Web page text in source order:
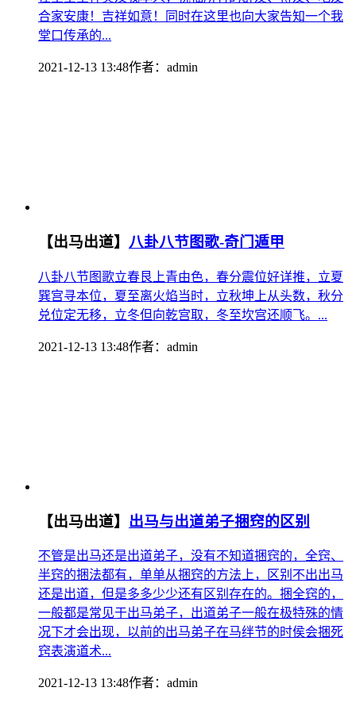
合家安康！吉祥如意！同时在这里也向大家告知一个我
堂口传承的...
2021-12-13 13:48作者： admin
【出马出道】 八卦八节图歌-奇门遁甲
八卦八节图歌立春艮上青由色，春分震位好详推，立夏
巽宫寻本位，夏至离火焰当时，立秋坤上从头数，秋分
兑位定无移，立冬但向乾宫取，冬至坎宫还顺飞。...
2021-12-13 13:48作者： admin
【出马出道】 出马与出道弟子捆窍的区别
不管是出马还是出道弟子，没有不知道捆窍的，全窍、
半窍的捆法都有，单单从捆窍的方法上，区别不出出马
还是出道，但是多多少少还有区别存在的。捆全窍的，
一般都是常见于出马弟子，出道弟子一般在极特殊的情
况下才会出现，以前的出马弟子在马绊节的时侯会捆死
窍表演道术...
2021-12-13 13:48作者： admin